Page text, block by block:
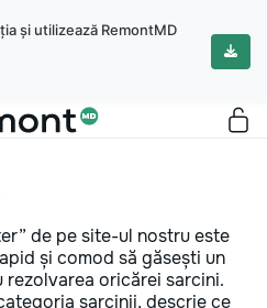
și utilizează RemontMD
de pe site-ul nostru este
și comod să găsești un
oricărei sarcini.
sarcinii, descrie ce